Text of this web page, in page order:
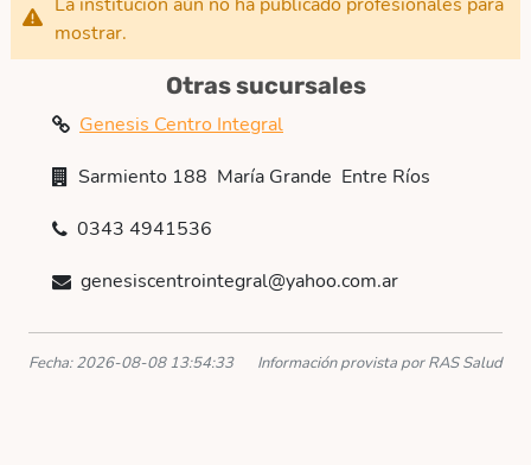
mostrar.
Otras sucursales
Genesis Centro Integral
Sarmiento 188  María Grande  Entre Ríos
0343 4941536
genesiscentrointegral@yahoo.com.ar
Fecha: 2026-08-08 13:54:33 Información provista por RAS Salud